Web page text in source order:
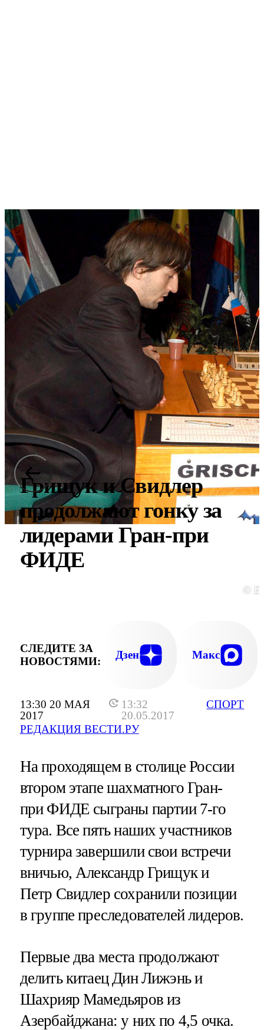
13:30 20 МАЯ
2017
13:32
20.05.2017
РЕДАКЦИЯ ВЕСТИ.РУ
СПОРТ
Грищук и Свидлер
продолжают гонку за
лидерами Гран-при
ФИДЕ
©
СЛЕДИТЕ ЗА
НОВОСТЯМИ:
Дзен Макс
На проходящем в столице России
втором этапе шахматного Гран-
при ФИДЕ сыграны партии 7-го
тура. Все пять наших участников
турнира завершили свои встречи
вничью, Александр Грищук и
Петр Свидлер сохранили позиции
в группе преследователей лидеров.
Первые два места продолжают
делить китаец Дин Лижэнь и
Шахрияр Мамедьяров из
Азербайджана: у них по 4,5 очка.